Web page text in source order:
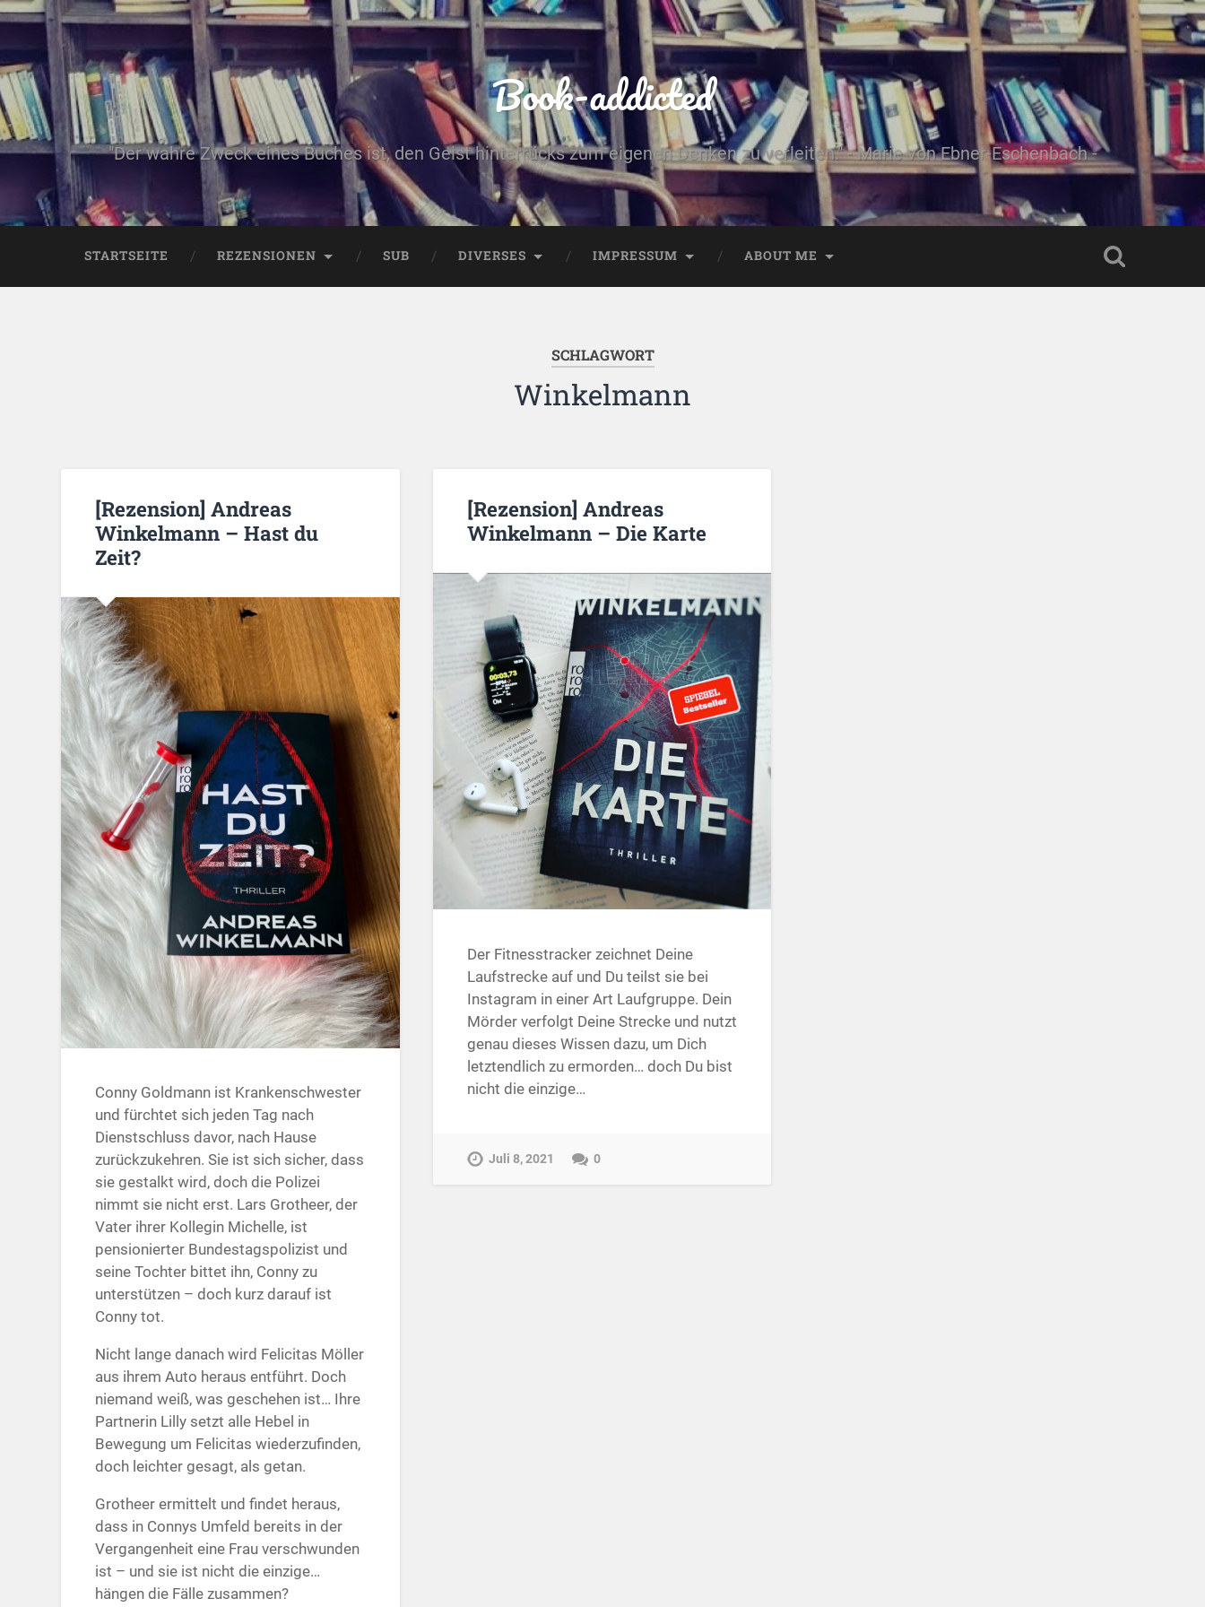
Book-addicted
"Der wahre Zweck eines Buches ist, den Geist hinterrücks zum eigenen Denken zu verleiten." - Marie von Ebner-Eschenbach -
STARTSEITE REZENSIONEN SUB DIVERSES IMPRESSUM ABOUT ME
SCHLAGWORT
Winkelmann
[Rezension] Andreas
Winkelmann – Hast du
Zeit?
Conny Goldmann ist Krankenschwester
und fürchtet sich jeden Tag nach
Dienstschluss davor, nach Hause
zurückzukehren. Sie ist sich sicher, dass
sie gestalkt wird, doch die Polizei
nimmt sie nicht erst. Lars Grotheer, der
Vater ihrer Kollegin Michelle, ist
pensionierter Bundestagspolizist und
seine Tochter bittet ihn, Conny zu
unterstützen – doch kurz darauf ist
Conny tot.
Nicht lange danach wird Felicitas Möller
aus ihrem Auto heraus entführt. Doch
niemand weiß, was geschehen ist… Ihre
Partnerin Lilly setzt alle Hebel in
Bewegung um Felicitas wiederzufinden,
doch leichter gesagt, als getan.
Grotheer ermittelt und findet heraus,
dass in Connys Umfeld bereits in der
Vergangenheit eine Frau verschwunden
ist – und sie ist nicht die einzige…
hängen die Fälle zusammen?
[Rezension] Andreas
Winkelmann – Die Karte
Der Fitnesstracker zeichnet Deine
Laufstrecke auf und Du teilst sie bei
Instagram in einer Art Laufgruppe. Dein
Mörder verfolgt Deine Strecke und nutzt
genau dieses Wissen dazu, um Dich
letztendlich zu ermorden… doch Du bist
nicht die einzige…
Juli 8, 2021 0